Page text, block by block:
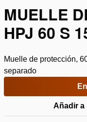
MUELLE
HPJ 60 S
Muelle de protección,
separado
Añadir a